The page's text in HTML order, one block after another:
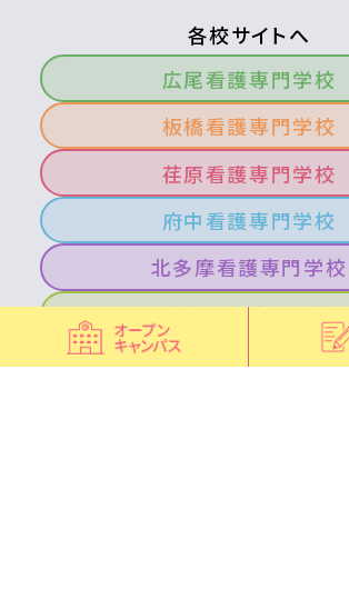
各校サイトへ
広尾看護専門学校
板橋看護専門学校
荏原看護専門学校
府中看護専門学校
北多摩看護専門学校
青梅看護専門学校
南多摩看護専門学校